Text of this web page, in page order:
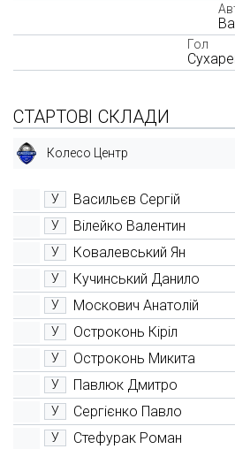
Гол
СТАРТОВІ СКЛАДИ
Колесо Центр
У Васильєв Сергій
У Вілейко Валентин
У Ковалевський Ян
У Кучинський Данило
У Москович Анатолій
У Остроконь Кіріл
У Остроконь Микита
У Павлюк Дмитро
У Сергієнко Павло
У Стефурак Роман